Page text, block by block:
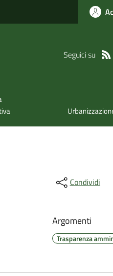
Seguici su
Condividi
Argomenti
Trasparenza